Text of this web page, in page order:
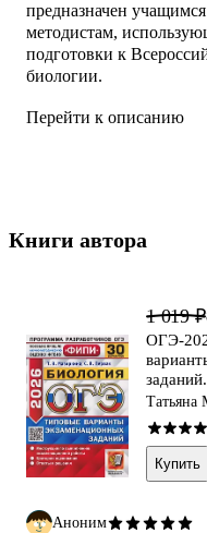
предназначен
методистам,
подготовки к
биологии.
Перейти к описанию
Книги автора
1 019 ₽
ОГЭ-
и
Татьяна
Первак
Купить
Аноним